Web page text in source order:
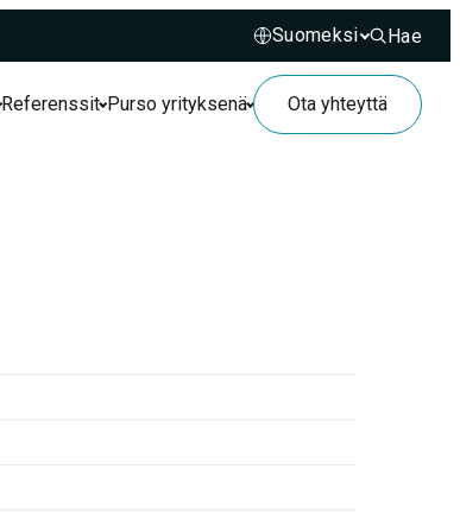
Hae
Hae
Referenssit Purso yrityksenä Ota yhteyttä